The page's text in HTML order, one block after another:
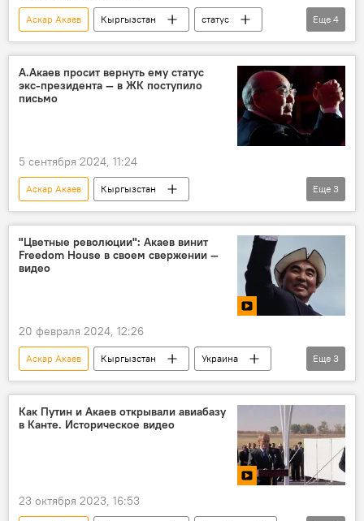
Аскар Акаев Кыргызстан
статус
привилегия
экс-президент
письмо
Жогорку Кенеш
Еще 4
А.Акаев просит вернуть ему статус
экс-президента — в ЖК поступило
письмо
5 сентября 2024, 11:24
Аскар Акаев
Кыргызстан
Жогорку Кенеш
письмо
Чолпон Султанбекова
экс-президент
Еще 3
"Цветные революции": Акаев винит
Freedom House в своем свержении —
видео
20 февраля 2024, 12:26
Аскар Акаев Кыргызстан
Украина
революция
переворот видео
Еще 3
Как Путин и Акаев открывали авиабазу
в Канте. Историческое видео
23 октября 2023, 16:53